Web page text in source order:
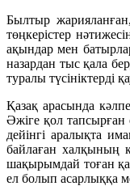
Былтыр
төңкерістер
ақындар мен
назардан тыс қала
туралы түсініктерді
Қазақ арасында
Әжіге қол
дейінгі аралықта
байлаған халқының
шақырымдай тоған
ел болып асарлыққа